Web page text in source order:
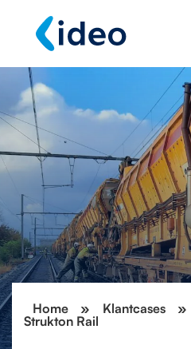
Home » Klantcases »
Strukton Rail